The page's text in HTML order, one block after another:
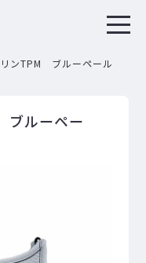
ンTPM ブルーペール
ルーペー